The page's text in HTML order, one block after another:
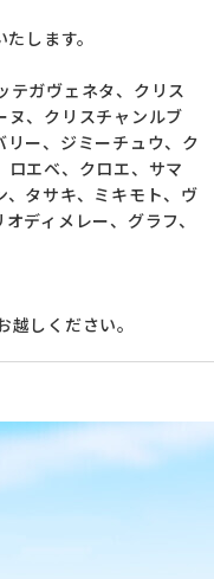
します。
テガヴェネタ、クリス
ヌ、クリスチャンルブ
ー、ジミーチュウ、ク
ロエベ、クロエ、サマ
タサキ、ミキモト、ヴ
ディメレー、グラフ、
しください。